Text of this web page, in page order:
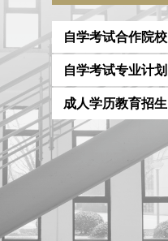
自学考试合作院校
自学考试专业计划
成人学历教育招生